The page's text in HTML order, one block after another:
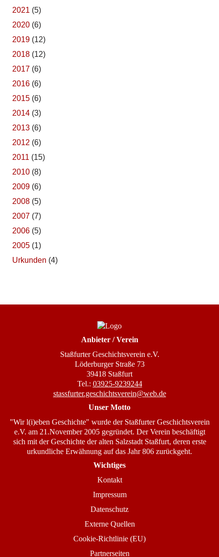
2021 (5)
2020 (6)
2019 (12)
2018 (12)
2017 (6)
2016 (6)
2015 (6)
2014 (3)
2013 (6)
2012 (6)
2011 (15)
2010 (8)
2009 (6)
2008 (5)
2007 (7)
2006 (5)
2005 (1)
Urkunden (4)
Anbieter / Verein
Staßfurter Geschichtsverein e.V.
Löderburger Straße 73
39418 Staßfurt
Tel.: 03925-9239244
stassfurter.geschichtsverein@web.de
Unser Motto
"Wir l(i)eben Geschichte" wurde der Staßfurter Geschichtsverein
e.V. am 21.November 2005 gegründet. Der Verein beschäftigt
sich mit der Geschichte der alten Salzstadt Staßfurt, deren erste
urkundliche Erwähnung auf das Jahr 806 zurückgeht.
Wichtiges
Kontakt
Impressum
Datenschutz
Externe Quellen
Cookie-Richtlinie (EU)
Partnerseiten